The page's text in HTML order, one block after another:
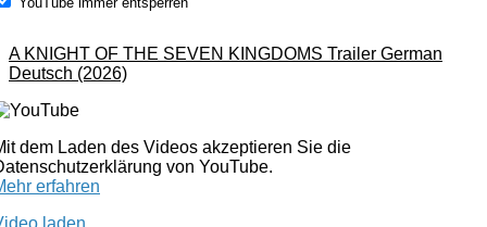
A KNIGHT OF THE SEVEN KINGDOMS Trailer German
Deutsch (2026)
dem Laden des Videos akzeptieren Sie die
von YouTube.
erfahren
laden